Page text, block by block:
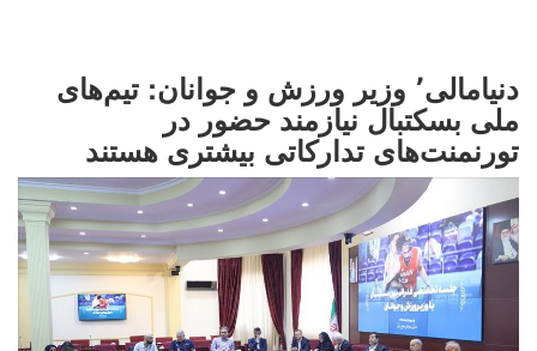
دنیامالی٬ وزیر ورزش و جوانان: تیم‌های
ملی بسکتبال نیازمند حضور در
تورنمنت‌های تدارکاتی بیشتری هستند